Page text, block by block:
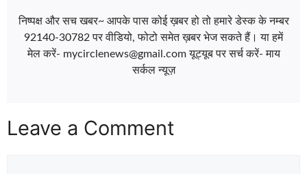
निष्पक्ष और सच खबर~ आपके पास कोई ख़बर हो तो हमारे डेस्क के नम्बर
92140-30782 पर वीडियो, फोटो समेत ख़बर भेज सकते हैं। या हमें
मेल करें- mycirclenews@gmail.com यूट्यूब पर सर्च करें- माय
सर्कल न्यूज़
Leave a Comment